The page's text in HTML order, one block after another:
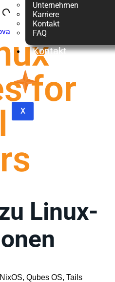
Unternehmen
Karriere
Kontakt
FAQ
Kontakt
X
for
Linux-
Qubes OS, Tails